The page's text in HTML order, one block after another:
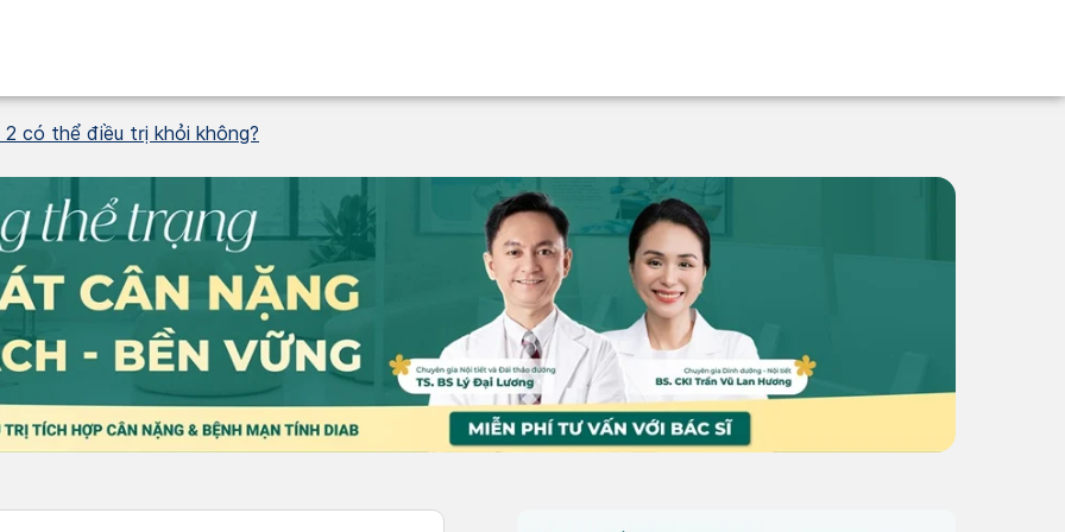
có thể điều trị khỏi không?